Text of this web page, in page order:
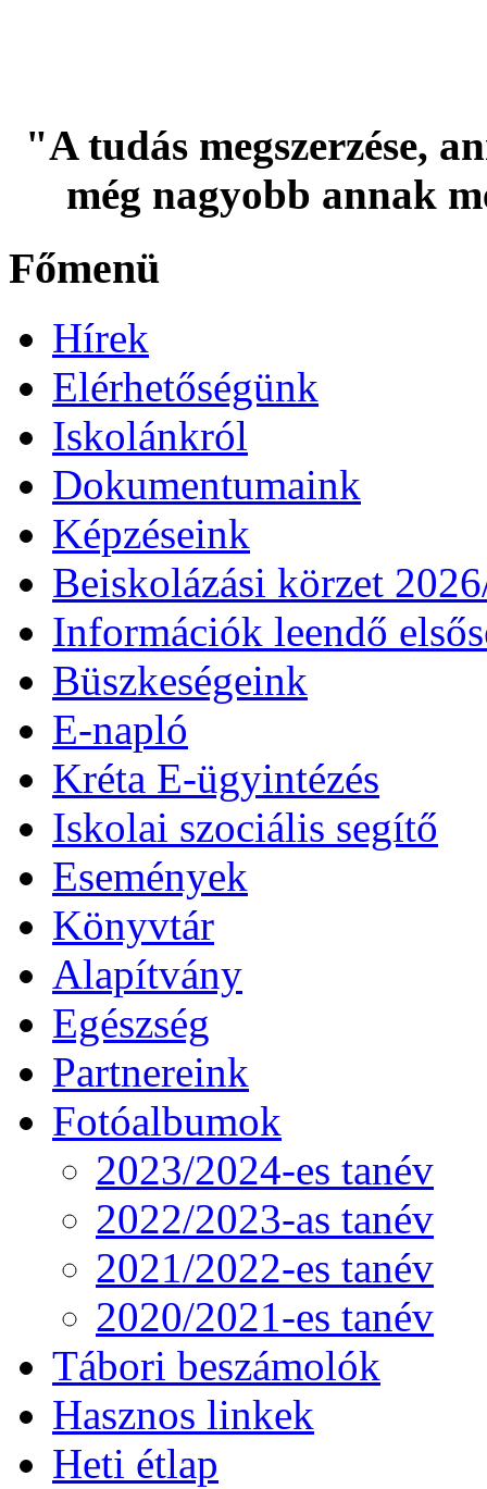
"A tudás megszerzése,
még nagyobb annak
Főmenü
Hírek
Elérhetőségünk
Iskolánkról
Dokumentumaink
Képzéseink
Beiskolázási körzet
Információk leendő
Büszkeségeink
E-napló
Kréta E-ügyintézés
Iskolai szociális segítő
Események
Könyvtár
Alapítvány
Egészség
Partnereink
Fotóalbumok
2023/2024-es tanév
2022/2023-as tanév
2021/2022-es tanév
2020/2021-es tanév
Tábori beszámolók
Hasznos linkek
Heti étlap